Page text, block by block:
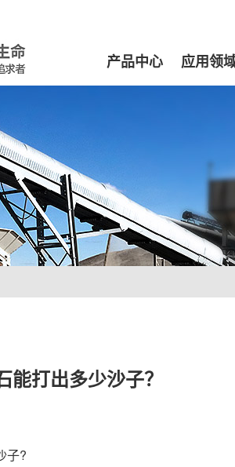
产品中心 应用领
打出多少沙子？
子?